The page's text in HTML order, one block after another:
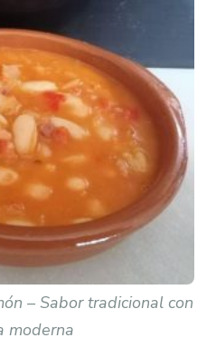
– Sabor tradicional con
moderna